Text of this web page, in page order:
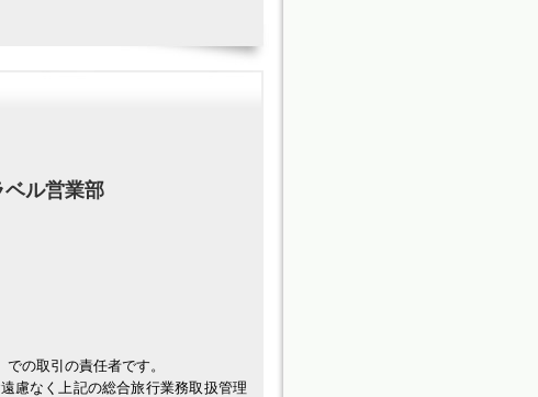
ル営業部
の取引の責任者です。
慮なく上記の総合旅行業務取扱管理